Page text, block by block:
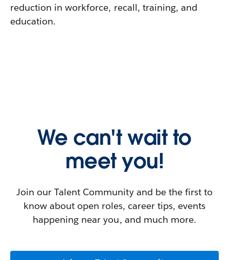
reduction in workforce, recall, training, and
education.
We can't wait to
meet you!
Join our Talent Community and be the first to
know about open roles, career tips, events
happening near you, and much more.